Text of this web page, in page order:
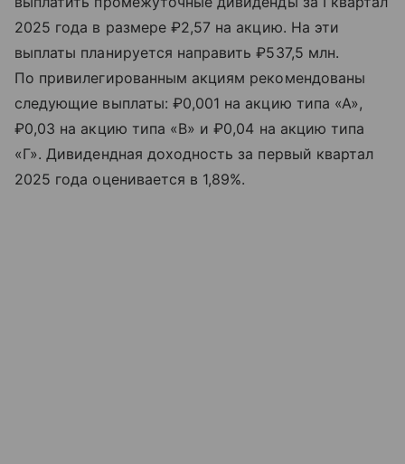
2025 года в размере ₽2,57 на акцию. На эти
выплаты планируется направить ₽537,5 млн.
По привилегированным акциям рекомендованы
следующие выплаты: ₽0,001 на акцию типа «А»,
₽0,03 на акцию типа «В» и ₽0,04 на акцию типа
«Г». Дивидендная доходность за первый квартал
2025 года оценивается в 1,89%.